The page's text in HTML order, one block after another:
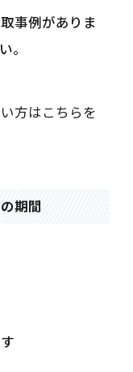
事例がありま
。
方はこちらを
期間